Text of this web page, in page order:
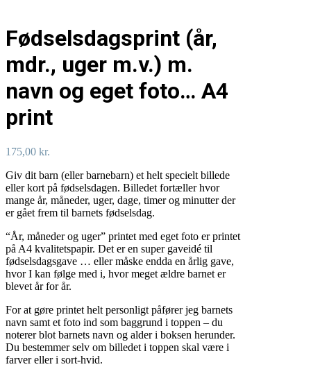
Fødselsdagsprint (år,
mdr., uger m.v.) m.
navn og eget foto… A4
print
175,00 kr.
Giv dit barn (eller barnebarn) et helt specielt billede
eller kort på fødselsdagen. Billedet fortæller hvor
mange år, måneder, uger, dage, timer og minutter der
er gået frem til barnets fødselsdag.
“År, måneder og uger” printet med eget foto er printet
på A4 kvalitetspapir. Det er en super gaveidé til
fødselsdagsgave … eller måske endda en årlig gave,
hvor I kan følge med i, hvor meget ældre barnet er
blevet år for år.
For at gøre printet helt personligt påfører jeg barnets
navn samt et foto ind som baggrund i toppen – du
noterer blot barnets navn og alder i boksen herunder.
Du bestemmer selv om billedet i toppen skal være i
farver eller i sort-hvid.